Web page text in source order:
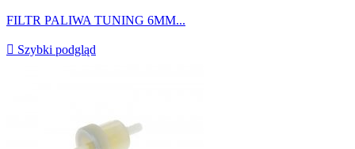
FILTR PALIWA TUNING 6MM...
 Szybki podgląd